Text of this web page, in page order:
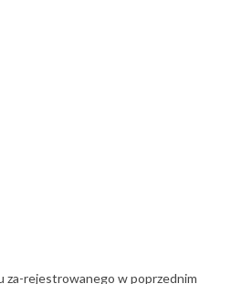
za-rejestrowanego w poprzednim